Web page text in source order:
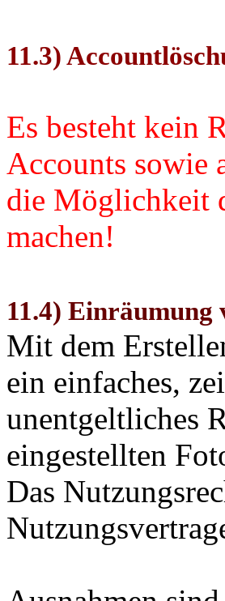
11.3)
Es besteht kein
Accounts sowie
die Möglichkeit
machen!
11.4) Einräumung
Mit dem
ein einfaches,
unentgeltliches
eingestellten
Das